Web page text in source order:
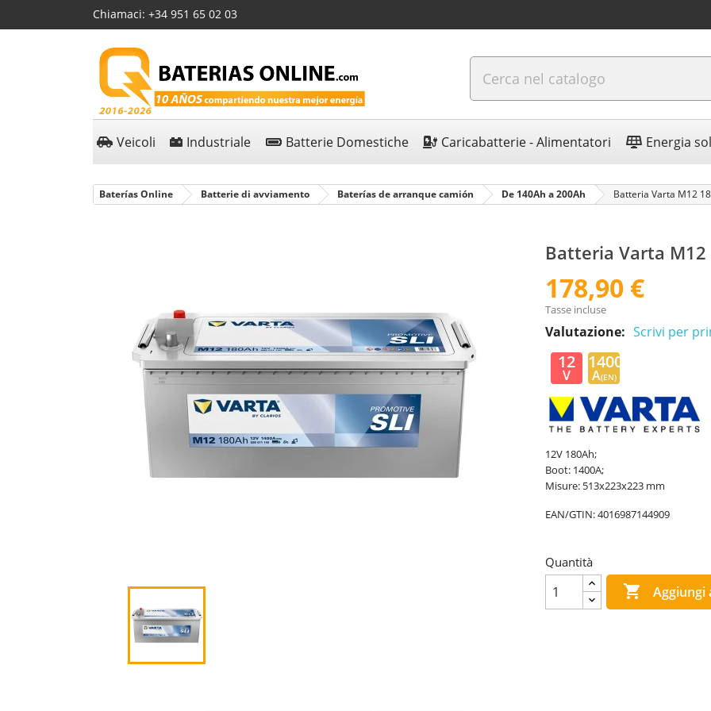
Chiamaci: +34 951 65 02 03
Veicoli Industriale Batterie Domestiche Caricabatterie - Alimentatori Energia
Baterías Online Batterie di avviamento Baterías de arranque camión De 140Ah a 200Ah Batteria Varta M12
Batteria Varta M12
178,90 €
Tasse incluse
Valutazione: Scrivi per
12
V
1400
A(EN)
12V 180Ah;
Boot: 1400A;
Misure: 513x223x223 mm
EAN/GTIN:4016987144909
Quantità
 Aggiungi